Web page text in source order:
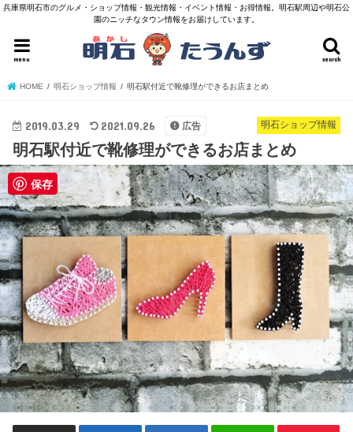
兵庫県明石市のグルメ・ショップ情報・観光情報・イベント情報・お得情報。明石駅周辺や明石公
園のニッチなタウン情報をお届けしています。
search
menu
HOME 明石ショップ情報 明石駅付近で靴修理ができるお店まとめ
明石ショップ情報
2019.03.29 2021.09.26 広告
明石駅付近で靴修理ができるお店まとめ
保存